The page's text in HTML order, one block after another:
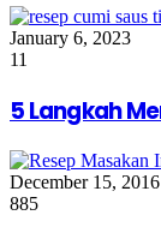
January 6, 2023
11
5 Langkah
December 15, 2016
885